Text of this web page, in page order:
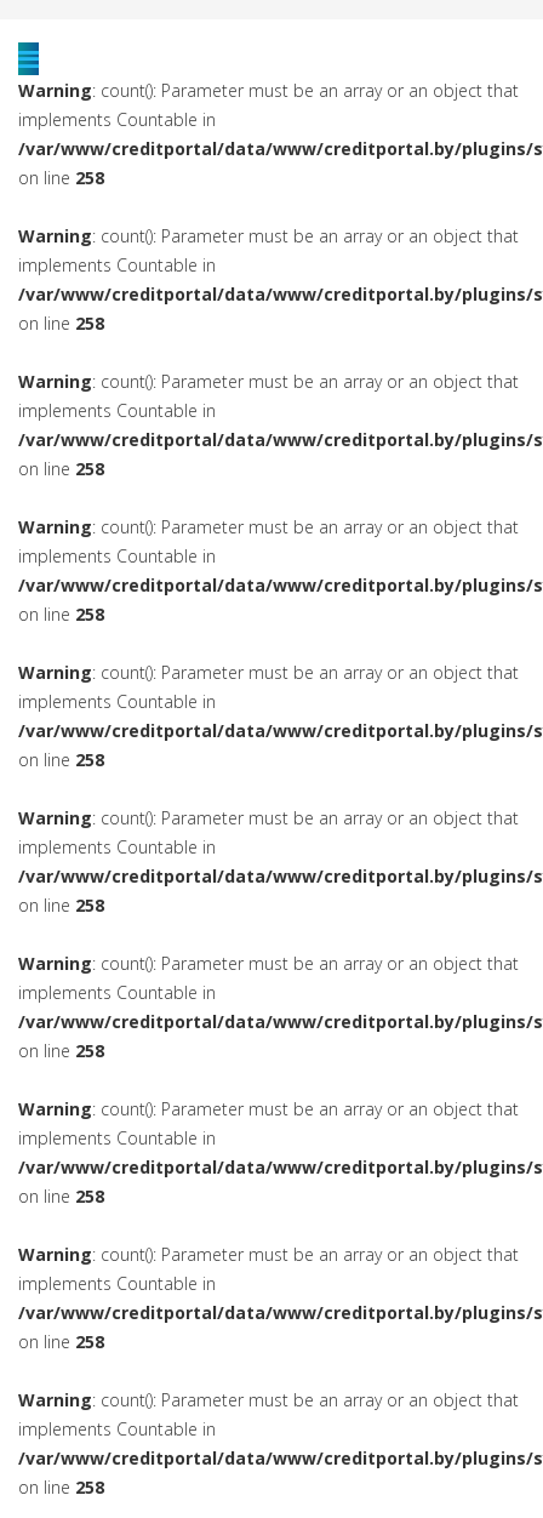
Warning: count(): Parameter must be an array or an object that
implements Countable in
/var/www/creditportal/data/www/creditportal.by/plugins/
on line 258
Warning: count(): Parameter must be an array or an object that
implements Countable in
/var/www/creditportal/data/www/creditportal.by/plugins/
on line 258
Warning: count(): Parameter must be an array or an object that
implements Countable in
/var/www/creditportal/data/www/creditportal.by/plugins/
on line 258
Warning: count(): Parameter must be an array or an object that
implements Countable in
/var/www/creditportal/data/www/creditportal.by/plugins/
on line 258
Warning: count(): Parameter must be an array or an object that
implements Countable in
/var/www/creditportal/data/www/creditportal.by/plugins/
on line 258
Warning: count(): Parameter must be an array or an object that
implements Countable in
/var/www/creditportal/data/www/creditportal.by/plugins/
on line 258
Warning: count(): Parameter must be an array or an object that
implements Countable in
/var/www/creditportal/data/www/creditportal.by/plugins/
on line 258
Warning: count(): Parameter must be an array or an object that
implements Countable in
/var/www/creditportal/data/www/creditportal.by/plugins/
on line 258
Warning: count(): Parameter must be an array or an object that
implements Countable in
/var/www/creditportal/data/www/creditportal.by/plugins/
on line 258
Warning: count(): Parameter must be an array or an object that
implements Countable in
/var/www/creditportal/data/www/creditportal.by/plugins/
on line 258